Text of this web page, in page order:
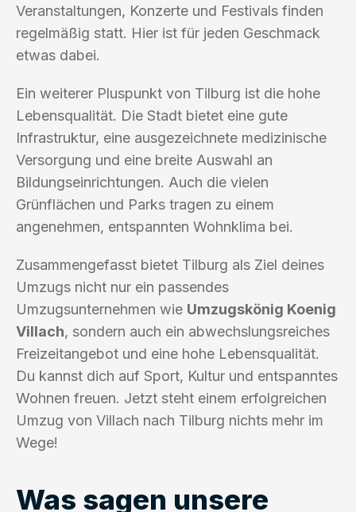
Veranstaltungen, Konzerte und Festivals finden
regelmäßig statt. Hier ist für jeden Geschmack
etwas dabei.
Ein weiterer Pluspunkt von Tilburg ist die hohe
Lebensqualität. Die Stadt bietet eine gute
Infrastruktur, eine ausgezeichnete medizinische
Versorgung und eine breite Auswahl an
Bildungseinrichtungen. Auch die vielen
Grünflächen und Parks tragen zu einem
angenehmen, entspannten Wohnklima bei.
Zusammengefasst bietet Tilburg als Ziel deines
Umzugs nicht nur ein passendes
Umzugsunternehmen wie Umzugskönig Koenig
Villach, sondern auch ein abwechslungsreiches
Freizeitangebot und eine hohe Lebensqualität.
Du kannst dich auf Sport, Kultur und entspanntes
Wohnen freuen. Jetzt steht einem erfolgreichen
Umzug von Villach nach Tilburg nichts mehr im
Wege!
Was sagen unsere